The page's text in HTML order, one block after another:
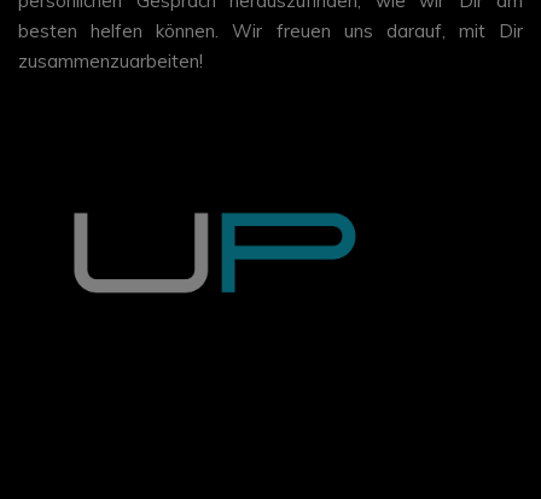
besten helfen können. Wir freuen uns darauf, mit Dir
zusammenzuarbeiten!